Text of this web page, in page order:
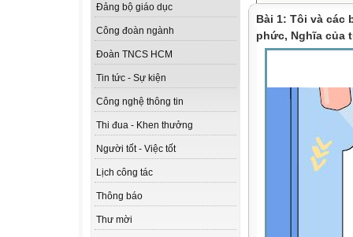
Đảng bộ giáo dục
Công đoàn ngành
Đoàn TNCS HCM
Tin tức - Sự kiện
Công nghệ thông tin
Thi đua - Khen thưởng
Người tốt - Việc tốt
Lịch công tác
Thông báo
Thư mời
Bài 1: Tôi và các
phức, Nghĩa của